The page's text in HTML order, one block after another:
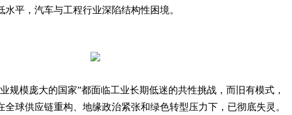
水平，汽车与工程行业深陷结构性困境。
规模庞大的国家”都面临工业长期低迷的共性挑战，而旧有模式，
球供应链重构、地缘政治紧张和绿色转型压力下，已彻底失灵。